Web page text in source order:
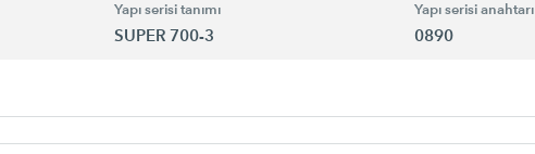
Yapı serisi tanımı
SUPER 700-3
Yapı serisi anahtarı
0890